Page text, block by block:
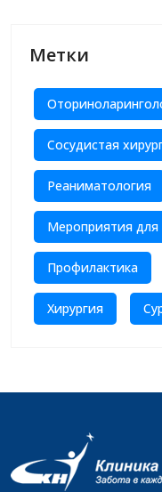
Метки
Сосудистая
Реаниматология
Мероприятия для
Профилактика
Хирургия